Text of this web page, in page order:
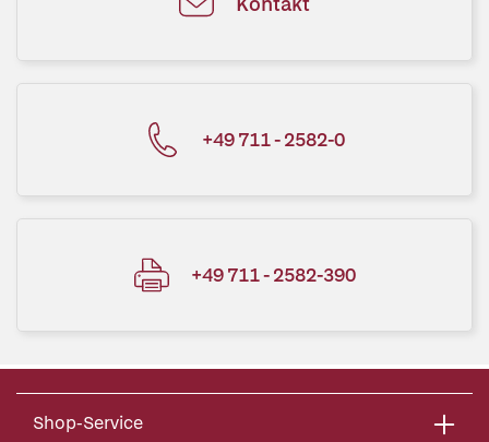
+49 711 - 2582-0
+49 711 - 2582-390
Shop-Service